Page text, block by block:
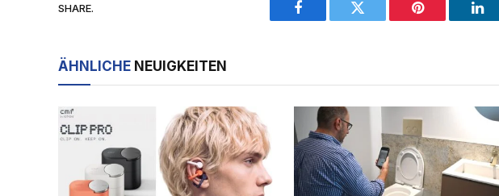
SHARE.
Facebook Twitter Pinterest
ÄHNLICHE NEUIGKEITEN